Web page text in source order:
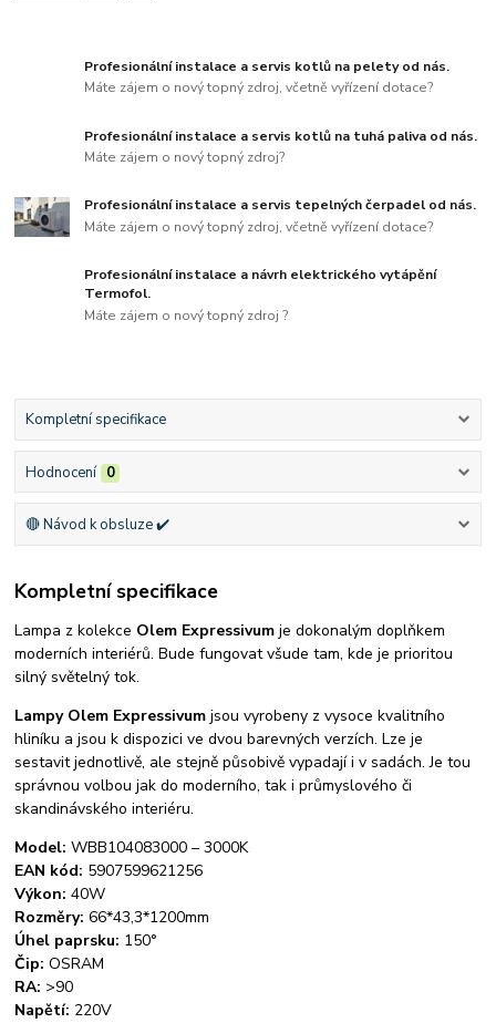
Profesionální instalace a servis kotlů na pelety od nás.
Máte zájem o nový topný zdroj, včetně vyřízení dotace?
Profesionální instalace a servis kotlů na tuhá paliva od nás.
Máte zájem o nový topný zdroj?
Profesionální instalace a servis tepelných čerpadel od nás.
Máte zájem o nový topný zdroj, včetně vyřízení dotace?
Profesionální instalace a návrh elektrického vytápění
Termofol.
Máte zájem o nový topný zdroj ?
Kompletní specifikace
Hodnocení 0
🔴 Návod k obsluze ✔️
Kompletní specifikace
Lampa z kolekce Olem Expressivum je dokonalým doplňkem
moderních interiérů. Bude fungovat všude tam, kde je prioritou
silný světelný tok.
Lampy Olem Expressivum jsou vyrobeny z vysoce kvalitního
hliníku a jsou k dispozici ve dvou barevných verzích. Lze je
sestavit jednotlivě, ale stejně působivě vypadají i v sadách. Je tou
správnou volbou jak do moderního, tak i průmyslového či
skandinávského interiéru.
Model: WBB104083000 – 3000K
EAN kód: 5907599621256
Výkon: 40W
Rozměry: 66*43,3*1200mm
Úhel paprsku: 150°
Čip: OSRAM
RA: >90
Napětí: 220V